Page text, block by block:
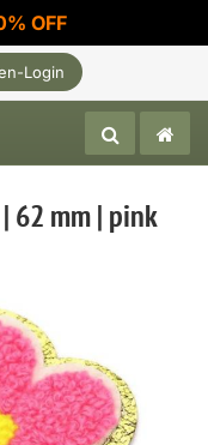
OFF
Login
62 mm | pink